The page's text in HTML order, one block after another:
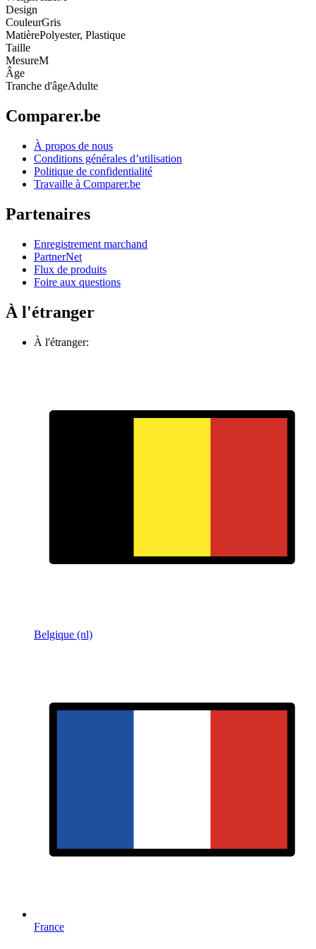
Design
CouleurGris
MatièrePolyester, Plastique
Taille
MesureM
Âge
Tranche d'âgeAdulte
Comparer.be
À propos de nous
Conditions générales d’utilisation
Politique de confidentialité
Travaille à Comparer.be
Partenaires
Enregistrement marchand
PartnerNet
Flux de produits
Foire aux questions
À l'étranger
À l'étranger:
Belgique (nl)
France